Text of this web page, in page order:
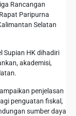
Rancangan
Paripurna
Selatan
Supian HK dihadiri
akademisi,
penjelasan
penguatan fiskal,
sumber daya